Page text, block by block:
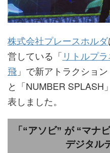
株式会社プレースホルダ
営している「リトルプ
飛 」で新アトラクショ
と「NUMBER SPLASH
表しました。
「“アソビ” が “マナ
デジタル